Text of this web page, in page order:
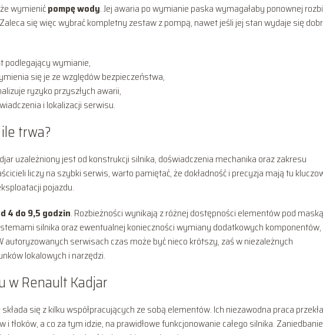
wymienićpompę wody. Jej awaria po wymianie paska wymagałaby ponownej
się więc wybrać kompletny zestaw z pompą, nawet jeśli jej stan wydaje się
podlegający wymianie,
się je ze względów bezpieczeństwa,
ryzyko przyszłych awarii,
i lokalizacji serwisu.
trwa?
uzależniony jest od konstrukcji silnika, doświadczenia mechanika oraz zakresu
liczy na szybki serwis, warto pamiętać, że dokładność i precyzja mają tu
pojazdu.
4 do 9,5 godzin. Rozbieżności wynikają z różnej dostępności elementów pod
silnika oraz ewentualnej konieczności wymiany dodatkowych komponentów,
autoryzowanych serwisach czas może być nieco krótszy, zaś w niezależnych
lokalowych i narzędzi.
w Renault Kadjar
składa się z kilku współpracujących ze sobą elementów. Ich niezawodna praca
tłoków, a co za tym idzie, na prawidłowe funkcjonowanie całego silnika. Zaniedbanie